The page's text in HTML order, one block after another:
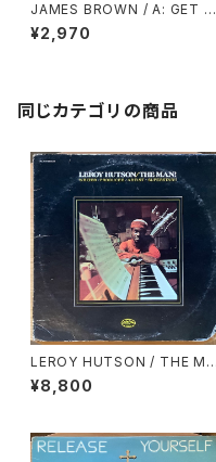
JAMES BROWN / A: GET O
N THE GOOD FOOT - PAR
T 1 / B: GET ON THE GOOD
¥2,970
同じカテゴリの商品
LEROY HUTSON / THE MA
N!
¥8,800